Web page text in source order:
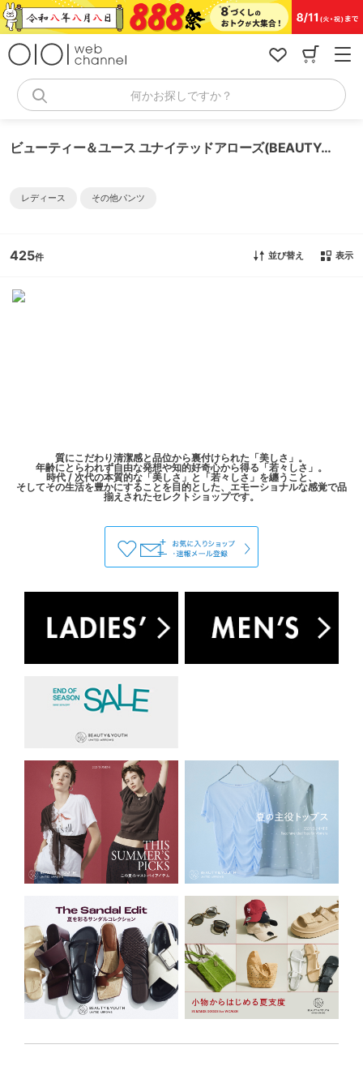
コ
ン
何かお探しですか？
ビューティー＆ユース ユナイテッドアローズ(BEAUTY&YOUTH UNITED ARROWS) パンツ
レディース その他パンツ
425 並び替え 表示
質にこだわり清潔感と品位から裏付けられた「美しさ」。
年齢にとらわれず自由な発想や知的好奇心から得る「若々しさ」。
時代 / 次代の本質的な「美しさ」と「若々しさ」を纏うこと、
そしてその生活を豊かにすることを目的とした、エモーショナルな感覚で品